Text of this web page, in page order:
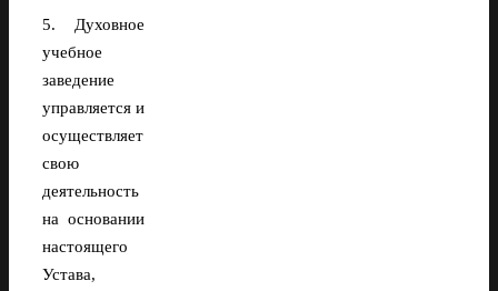
5. Духовное
учебное
заведение
управляется и
осуществляет
свою
деятельность
на основании
настоящего
Устава,